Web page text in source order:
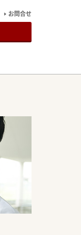
お問合せ